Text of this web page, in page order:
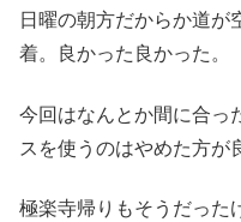
日曜の朝方だからか道が
着。良かった良かった。
今回はなんとか間に合っ
スを使うのはやめた方が
極楽寺帰りもそうだった